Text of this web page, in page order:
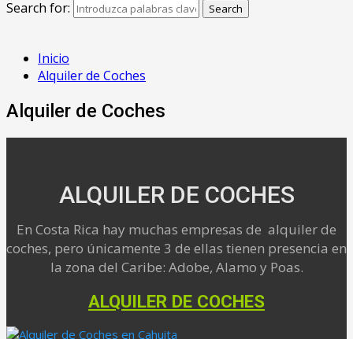
Search for: Search
Inicio
Alquiler de Coches
Alquiler de Coches
ALQUILER DE COCHES
En Costa Rica hay muchas empresas de alquiler de
coches, pero únicamente 3 de ellas tienen presencia en
la zona del Caribe: Adobe, Alamo y Poas.
ALQUILER DE COCHES